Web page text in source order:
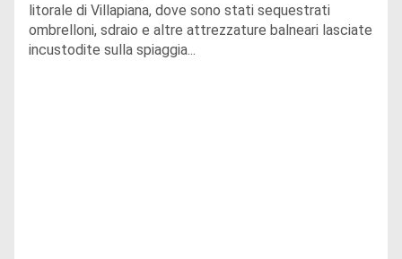
litorale di Villapiana, dove sono stati sequestrati
ombrelloni, sdraio e altre attrezzature balneari lasciate
incustodite sulla spiaggia...